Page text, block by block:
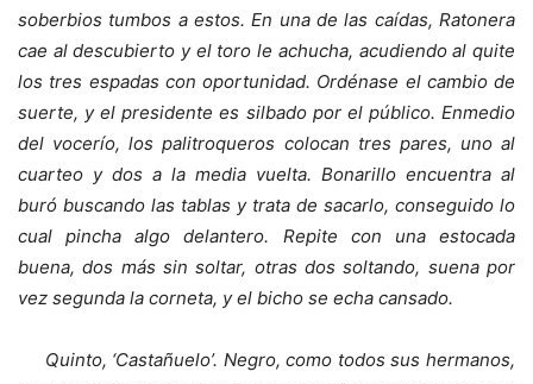
soberbios tumbos a estos. En una de las caídas, Ratonera
cae al descubierto y el toro le achucha, acudiendo al quite
los tres espadas con oportunidad. Ordénase el cambio de
suerte, y el presidente es silbado por el público. Enmedio
del vocerío, los palitroqueros colocan tres pares, uno al
cuarteo y dos a la media vuelta. Bonarillo encuentra al
buró buscando las tablas y trata de sacarlo, conseguido lo
cual pincha algo delantero. Repite con una estocada
buena, dos más sin soltar, otras dos soltando, suena por
vez segunda la corneta, y el bicho se echa cansado.
Quinto, ‘Castañuelo’. Negro, como todos sus hermanos,